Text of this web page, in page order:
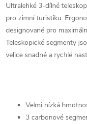
Ultralehké 3-dílné
pro zimní turistiku.
designované pro
Teleskopické segmenty
velice snadné a rychlé
Velmi nízká
3 carbonové